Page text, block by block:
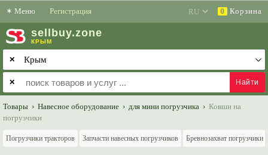
✶ Меню Регистрация 0 Корзина
sell buy.zone
КРЫМ
✕
✕
Товары › Навесное оборудование › для мини погрузчика › Ковши на
погрузчики
Погрузчики тракторов Запчасти навесных погрузчиков Бревнозахват погрузчики